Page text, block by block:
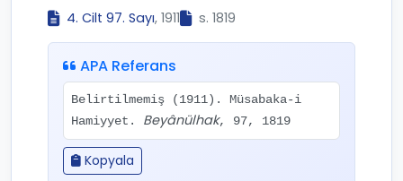
4. Cilt 97. Sayı, 1911 s. 1819
APA Referans
Belirtilmemiş (1911). Müsabaka-i
Hamiyyet. Beyânülhak, 97, 1819
Kopyala